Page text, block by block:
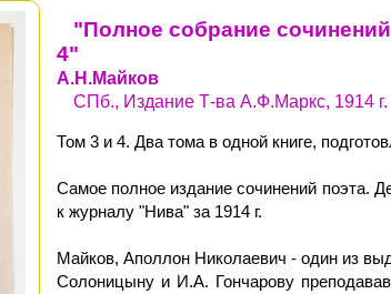
"Полное собрание
4"
А.Н.Майков
СПб., Издание Т-ва А.Ф.Маркс, 1914 г.
Том 3 и 4. Два тома в одной книге,
Самое полное издание сочинений поэта.
к журналу "Нива" за 1914 г.
Майков, Аполлон Николаевич - один из
Солоницыну и И.А. Гончарову